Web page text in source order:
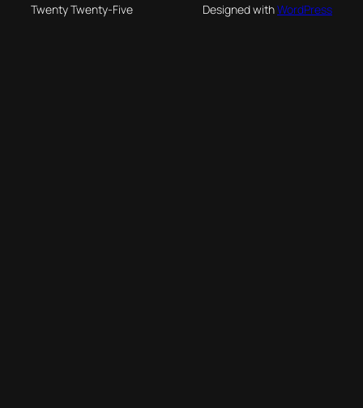
Twenty Twenty-Five Designed withWordPress